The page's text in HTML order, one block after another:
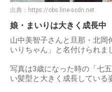
出典： https://obs.line-scdn.net
娘・まいりは大きく成長中
山中美智子さんと旦那・北岡
いりちゃん」と名付けられま
写真は3歳になった時の「七
い髪型と大きく成長している